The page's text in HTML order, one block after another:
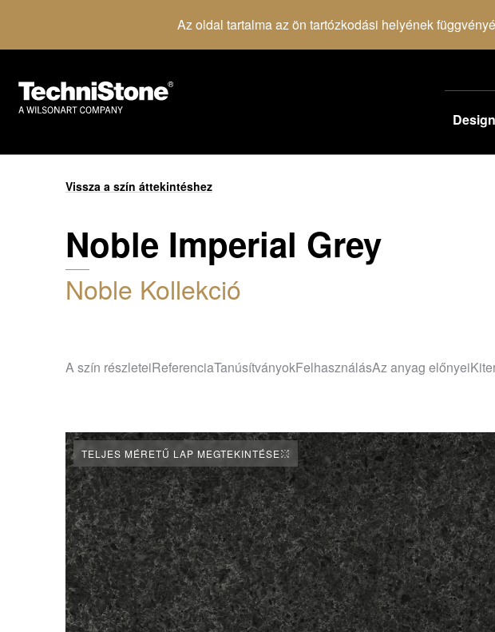
Az oldal tartalma az ön tartózkodási helyének
Vissza a szín áttekintéshez
Noble Imperial Grey
Noble Kollekció
A szín részleteiReferenciaTanúsítványokFelhasználásAz anyag előnyei
TELJES MÉRETŰ LAP MEGTEKINTÉSE